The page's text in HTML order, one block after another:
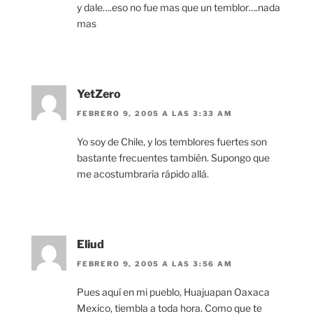
y dale….eso no fue mas que un temblor….nada
mas
YetZero
FEBRERO 9, 2005 A LAS 3:33 AM
Yo soy de Chile, y los temblores fuertes son
bastante frecuentes también. Supongo que
me acostumbraría rápido allá.
Eliud
FEBRERO 9, 2005 A LAS 3:56 AM
Pues aquí en mi pueblo, Huajuapan Oaxaca
Mexico, tiembla a toda hora. Como que te